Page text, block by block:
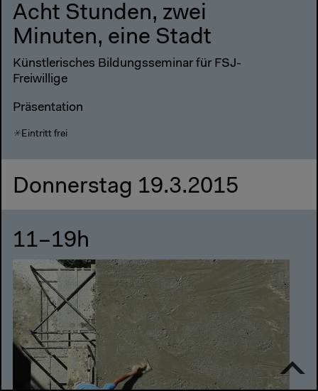
Acht Stunden, zwei
Minuten, eine Stadt
Künstlerisches Bildungsseminar für FSJ-
Freiwillige
Präsentation
Eintritt frei
Donnerstag 19.3.2015
11–19h